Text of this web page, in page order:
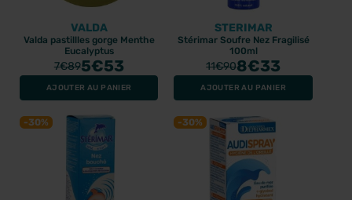
VALDA
Valda pastillles gorge Menthe
Eucalyptus
7€895€53
AJOUTER AU PANIER
STERIMAR
Stérimar Soufre Nez Fragilisé
100ml
11€908€33
AJOUTER AU PANIER
-30% -30%